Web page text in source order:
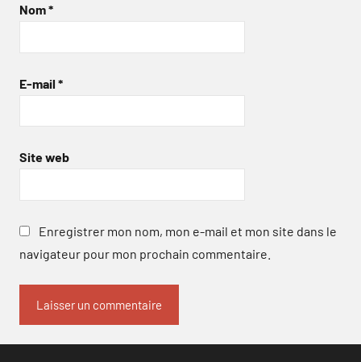
Nom*
E-mail *
Site web
Enregistrer mon nom, mon e-mail et mon site dans le
navigateur pour mon prochain commentaire.